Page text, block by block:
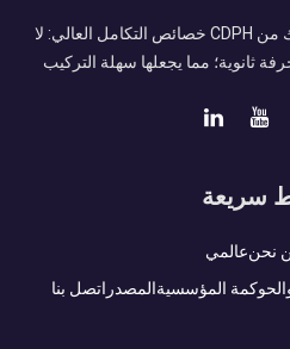
لدى منزل الحاوية القابل للتفكيك من CDPH خصائص التكامل العالي: لا
ثانوية؛ مما يجعلها سهلة التركيب
سريعة
نحنعالمي
والحوكمة المؤسسيةالمصدر اتصل بنا